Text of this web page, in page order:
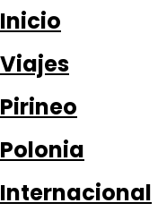
Inicio
Viajes
Pirineo
Polonia
Internacional